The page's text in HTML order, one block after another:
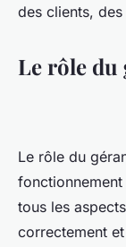
des clients,
Le rôle du
Le rôle du
tous les
correctement